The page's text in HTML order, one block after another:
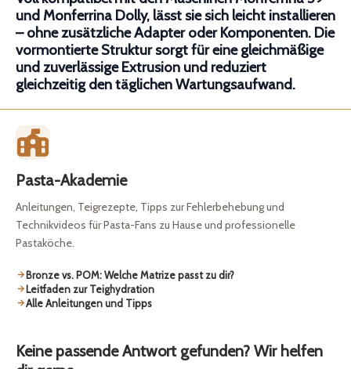
und Monferrina Dolly, lässt sie sich leicht installieren
– ohne zusätzliche Adapter oder Komponenten. Die
vormontierte Struktur sorgt für eine gleichmäßige
und zuverlässige Extrusion und reduziert
gleichzeitig den täglichen Wartungsaufwand.
Pasta-Akademie
Anleitungen, Teigrezepte, Tipps zur Fehlerbehebung und
Technikvideos für Pasta-Fans zu Hause und professionelle
Pastaköche.
Bronze vs. POM: Welche Matrize passt zu dir?
Leitfaden zur Teighydration
Alle Anleitungen und Tipps
Keine passende Antwort gefunden? Wir helfen